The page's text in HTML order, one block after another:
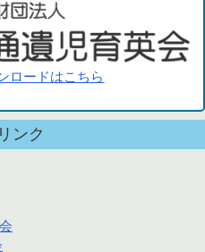
ロードはこちら
ンク